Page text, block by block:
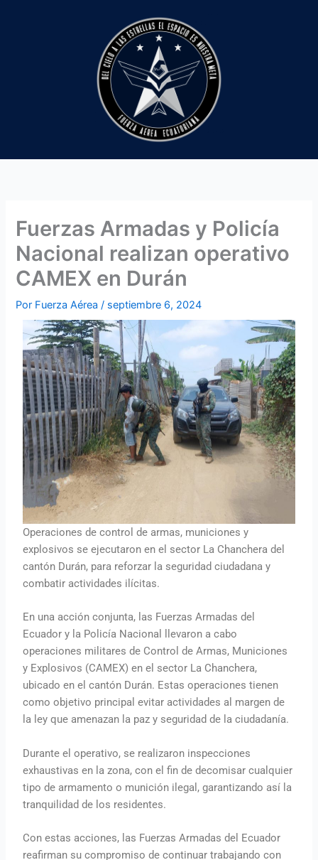
Fuerzas Armadas y Policía
Nacional realizan operativo
CAMEX en Durán
Por Fuerza Aérea/ septiembre 6, 2024
Operaciones de control de armas, municiones y
explosivos se ejecutaron en el sector La Chanchera del
cantón Durán, para reforzar la seguridad ciudadana y
combatir actividades ilícitas.
En una acción conjunta, las Fuerzas Armadas del
Ecuador y la Policía Nacional llevaron a cabo
operaciones militares de Control de Armas, Municiones
y Explosivos (CAMEX) en el sector La Chanchera,
ubicado en el cantón Durán. Estas operaciones tienen
como objetivo principal evitar actividades al margen de
la ley que amenazan la paz y seguridad de la ciudadanía.
Durante el operativo, se realizaron inspecciones
exhaustivas en la zona, con el fin de decomisar cualquier
tipo de armamento o munición ilegal, garantizando así la
tranquilidad de los residentes.
Con estas acciones, las Fuerzas Armadas del Ecuador
reafirman su compromiso de continuar trabajando con